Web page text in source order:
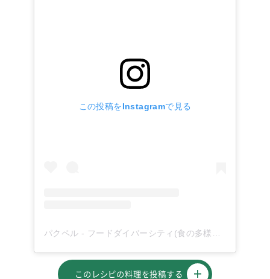
この投稿をInstagramで見る
このレシピの料理を投稿する